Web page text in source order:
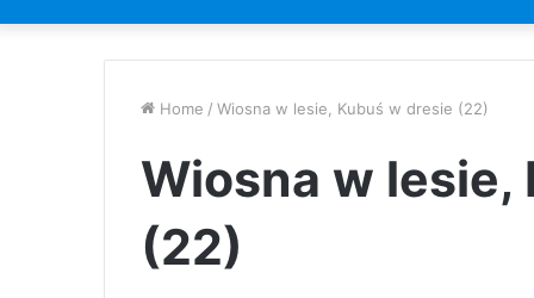
Home / Wiosna w lesie, Kubuś w dresie (22)
Wiosna w lesie,
(22)